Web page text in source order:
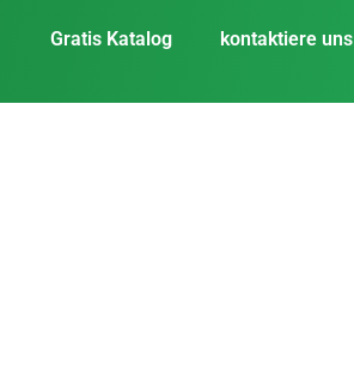
Gratis Katalog kontaktiere uns